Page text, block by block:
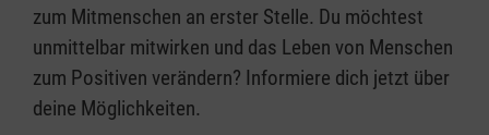
zum Mitmenschen an erster Stelle. Du möchtest
unmittelbar mitwirken und das Leben von Menschen
zum Positiven verändern? Informiere dich jetzt über
deine Möglichkeiten.